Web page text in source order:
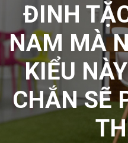
ĐINH
NAM MÀ
KIỂU
CHẮN SẼ